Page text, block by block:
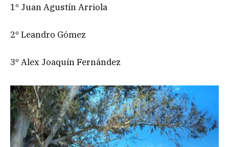
1º Juan Agustín Arriola
2º Leandro Gómez
3º Alex Joaquín Fernández